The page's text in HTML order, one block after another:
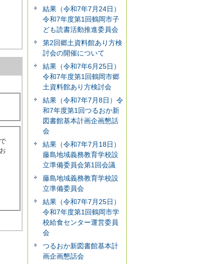
結果（令和7年7月24日）
令和7年度第1回鶴岡市子
ども読書活動推進委員会
第2回郷土資料館あり方検
討会の開催について
結果（令和7年6月25日）
令和7年度第1回鶴岡市郷
土資料館あり方検討会
結果（令和7年7月8日）令
和7年度第1回つるおか新
図書館基本計画企画懇話
会
結果（令和7年7月18日）
藤島地域義務教育学校設
立準備委員会第1回会議
藤島地域義務教育学校設
立準備委員会
結果（令和7年7月25日）
令和7年度第1回鶴岡市学
校給食センター運営委員
会
つるおか新図書館基本計
画企画懇話会